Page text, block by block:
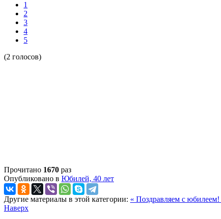
1
2
3
4
5
(2 голосов)
Прочитано 1670 раз
Опубликовано в Юбилей, 40 лет
Другие материалы в этой категории: « Поздравляем с юбилеем!
Наверх